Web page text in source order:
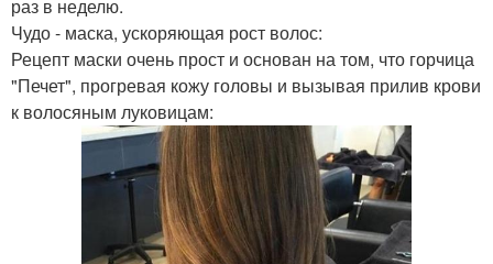
раз в неделю.
Чудо - маска, ускоряющая рост волос:
Рецепт маски очень прост и основан на том, что горчица
"Печет", прогревая кожу головы и вызывая прилив крови
к волосяным луковицам: